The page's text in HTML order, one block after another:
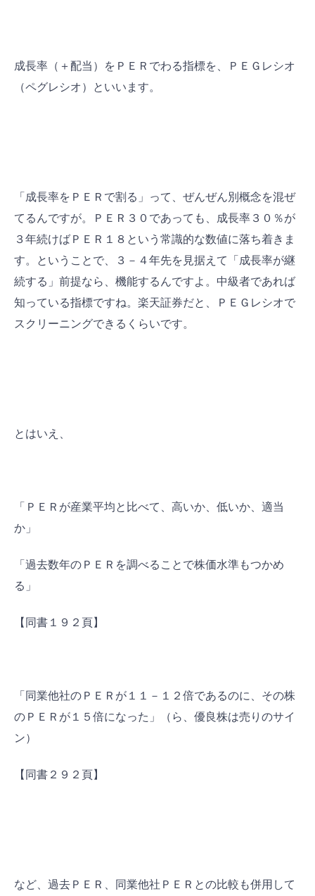
成長率（＋配当）をＰＥＲでわる指標を、ＰＥＧレシオ
（ペグレシオ）といいます。
「成長率をＰＥＲで割る」って、ぜんぜん別概念を混ぜ
てるんですが。ＰＥＲ３０であっても、成長率３０％が
３年続けばＰＥＲ１８という常識的な数値に落ち着きま
す。ということで、３－４年先を見据えて「成長率が継
続する」前提なら、機能するんですよ。中級者であれば
知っている指標ですね。楽天証券だと、ＰＥＧレシオで
スクリーニングできるくらいです。
とはいえ、
「ＰＥＲが産業平均と比べて、高いか、低いか、適当
か」
「過去数年のＰＥＲを調べることで株価水準もつかめ
る」
【同書１９２頁】
「同業他社のＰＥＲが１１－１２倍であるのに、その株
のＰＥＲが１５倍になった」（ら、優良株は売りのサイ
ン）
【同書２９２頁】
など、過去ＰＥＲ、同業他社ＰＥＲとの比較も併用して